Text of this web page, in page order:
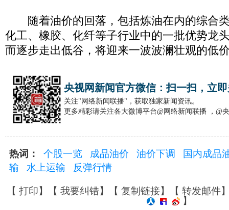
随着油价的回落，包括炼油在内的综合
化工、橡胶、化纤等子行业中的一批优势龙
而逐步走出低谷，将迎来一波波澜壮观的低
央视网新闻官方微信：扫一扫，立
关注"网络新闻联播"，获取独家新闻资讯。
更多精彩请关注各大微博平台@网络新闻联播 ，@
热词： 个股一览 成品油价 油价下调
国内成品
输
水上运输 反弹行情
【 打印】【 我要纠错】【 复制链接】【 转发邮件
】